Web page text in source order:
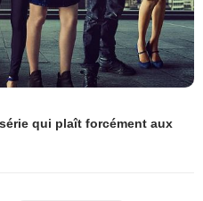
qui plaît forcément aux